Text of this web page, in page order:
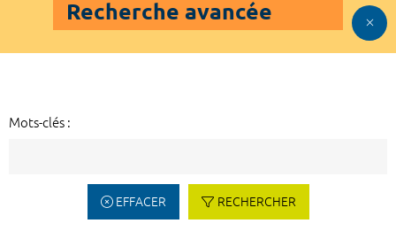
Recherche avancée
Mots-clés :
EFFACER RECHERCHER